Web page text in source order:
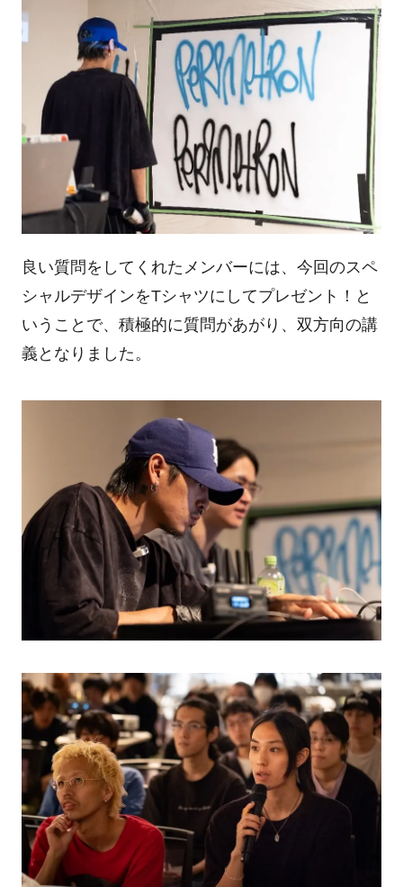
良い質問をしてくれたメンバーには、今回のスペ
シャルデザインをTシャツにしてプレゼント！と
いうことで、積極的に質問があがり、双方向の講
義となりました。